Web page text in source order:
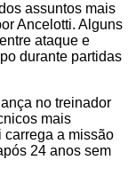
assuntos mais
Ancelotti. Alguns
ataque e
durante partidas
no treinador
mais
carrega a missão
24 anos sem